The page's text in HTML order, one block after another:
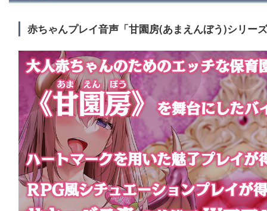
赤ちゃんプレイ音声「甘園房(あまえんぼう)シリー